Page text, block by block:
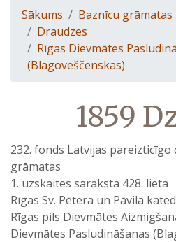
Sākums Baznīcu grāmatas
Draudzes
Rīgas Dievmātes
(Blagoveščenskas)
1859
232. fonds Latvijas pareizticīgo
grāmatas
1. uzskaites saraksta 428. lieta
Rīgas Sv. Pētera un Pāvila
Rīgas pils Dievmātes
Dievmātes Pasludināšanas